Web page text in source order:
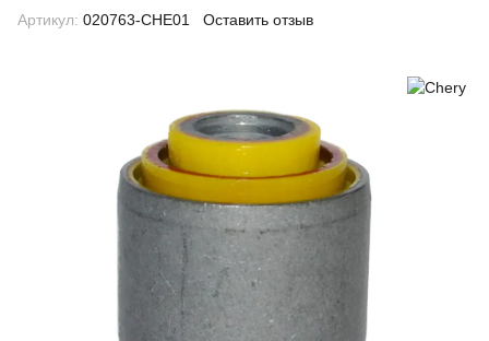
Артикул: 020763-CHE01 Оставить отзыв